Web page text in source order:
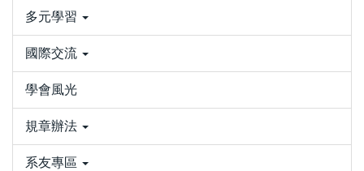
多元學習
國際交流
學會風光
規章辦法
系友專區